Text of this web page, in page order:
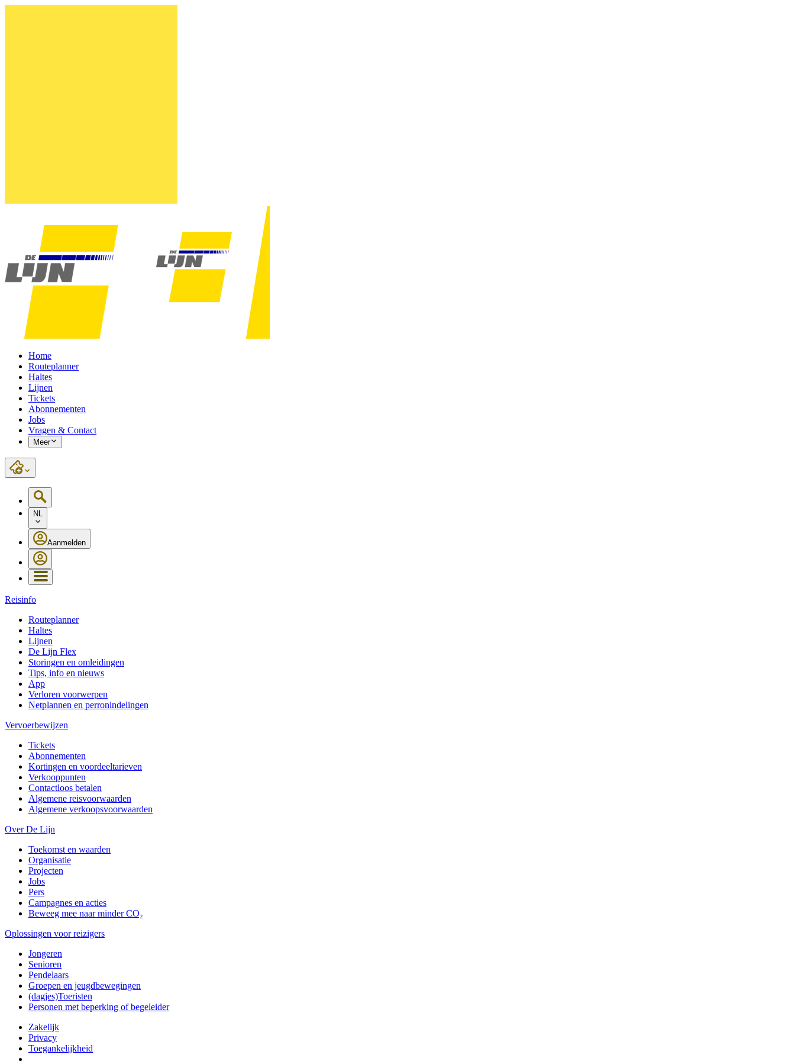
Home
Routeplanner
Haltes
Lijnen
Tickets
Abonnementen
Jobs
Vragen & Contact
Meer
NL
Aanmelden
Reisinfo
Routeplanner
Haltes
Lijnen
De Lijn Flex
Storingen en omleidingen
Tips, info en nieuws
App
Verloren voorwerpen
Netplannen en perronindelingen
Vervoerbewijzen
Tickets
Abonnementen
Kortingen en voordeeltarieven
Verkooppunten
Contactloos betalen
Algemene reisvoorwaarden
Algemene verkoopsvoorwaarden
Over De Lijn
Toekomst en waarden
Organisatie
Projecten
Jobs
Pers
Campagnes en acties
Beweeg mee naar minder CO₂
Oplossingen voor reizigers
Jongeren
Senioren
Pendelaars
Groepen en jeugdbewegingen
(dagjes)Toeristen
Personen met beperking of begeleider
Zakelijk
Privacy
Toegankelijkheid